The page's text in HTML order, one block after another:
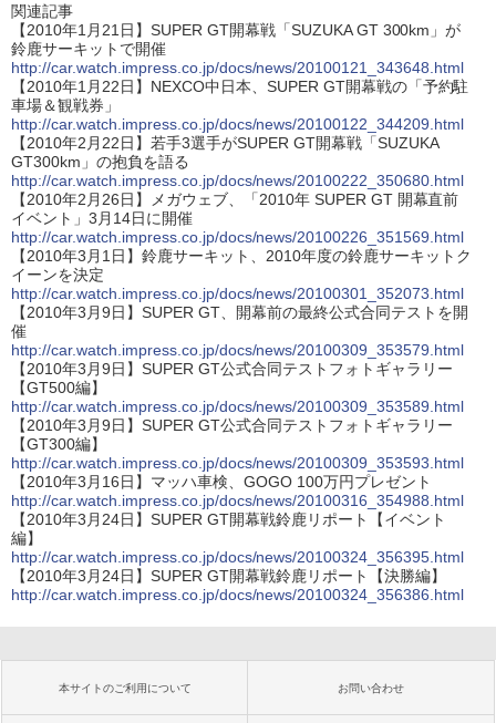
関連記事
【2010年1月21日】SUPER GT開幕戦「SUZUKA GT 300km」が
鈴鹿サーキットで開催
http://car.watch.impress.co.jp/docs/news/20100121_343648.html
【2010年1月22日】NEXCO中日本、SUPER GT開幕戦の「予約駐
車場＆観戦券」
http://car.watch.impress.co.jp/docs/news/20100122_344209.html
【2010年2月22日】若手3選手がSUPER GT開幕戦「SUZUKA
GT300km」の抱負を語る
http://car.watch.impress.co.jp/docs/news/20100222_350680.html
【2010年2月26日】メガウェブ、「2010年 SUPER GT 開幕直前
イベント」3月14日に開催
http://car.watch.impress.co.jp/docs/news/20100226_351569.html
【2010年3月1日】鈴鹿サーキット、2010年度の鈴鹿サーキットク
イーンを決定
http://car.watch.impress.co.jp/docs/news/20100301_352073.html
【2010年3月9日】SUPER GT、開幕前の最終公式合同テストを開
催
http://car.watch.impress.co.jp/docs/news/20100309_353579.html
【2010年3月9日】SUPER GT公式合同テストフォトギャラリー
【GT500編】
http://car.watch.impress.co.jp/docs/news/20100309_353589.html
【2010年3月9日】SUPER GT公式合同テストフォトギャラリー
【GT300編】
http://car.watch.impress.co.jp/docs/news/20100309_353593.html
【2010年3月16日】マッハ車検、GOGO 100万円プレゼント
http://car.watch.impress.co.jp/docs/news/20100316_354988.html
【2010年3月24日】SUPER GT開幕戦鈴鹿リポート【イベント
編】
http://car.watch.impress.co.jp/docs/news/20100324_356395.html
【2010年3月24日】SUPER GT開幕戦鈴鹿リポート【決勝編】
http://car.watch.impress.co.jp/docs/news/20100324_356386.html
本サイトのご利用について お問い合わせ